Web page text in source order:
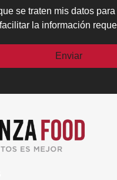
se traten mis datos
la información